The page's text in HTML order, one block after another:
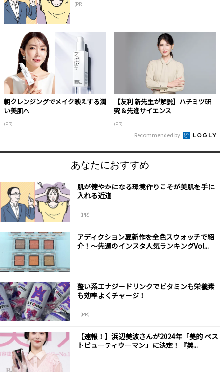
(PR)
朝クレンジングでメイク映えする潤
い美肌へ
(PR)
【友利 新先生が解説】ハチミツ研
究＆先進サイエンス
(PR)
Recommended by
あなたにおすすめ
肌が健やかになる環境作りこそが美肌を手に
入れる近道
（PR）
アディクション夏新作を全色スウォッチで紹
介！～先週のインスタ人気ランキングVol...
整い系エナジードリンクでビタミンも栄養素
も効率よくチャージ！
（PR）
【速報！】浜辺美波さんが2024年「美的 ベス
トビューティウーマン」に決定！『美...